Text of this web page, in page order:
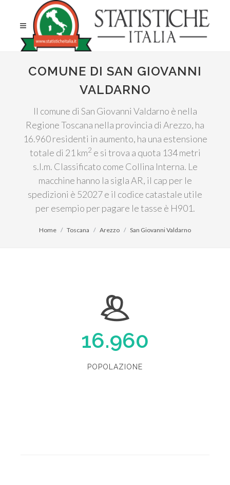
COMUNE DI SAN GIOVANNI
VALDARNO
Il comune di San Giovanni Valdarno è nella
Regione Toscana nella provincia di Arezzo, ha
16.960 residenti in aumento, ha una estensione
totale di 21 km2 e si trova a quota 134 metri
s.l.m. Classificato come Collina Interna. Le
macchine hanno la sigla AR, il cap per le
spedizioni è 52027 e il codice catastale utile
per esempio per pagare le tasse è H901.
Home Toscana Arezzo San Giovanni Valdarno
16.960
POPOLAZIONE